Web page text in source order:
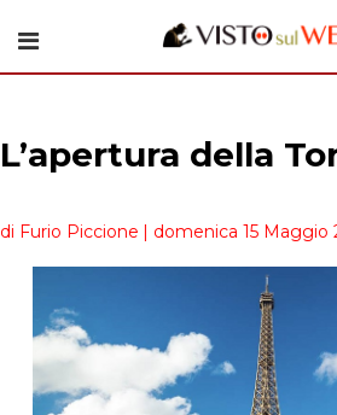
L’apertura della
di Furio Piccione | domenica 15 Maggio